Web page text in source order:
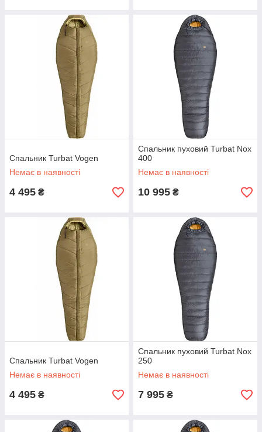
Спальник Turbat Vogen
Немає в наявності
4 495 ₴
Спальник пуховий Turbat Nox
400
Немає в наявності
10 995 ₴
Спальник Turbat Vogen
Немає в наявності
4 495 ₴
Спальник пуховий Turbat Nox
250
Немає в наявності
7 995 ₴